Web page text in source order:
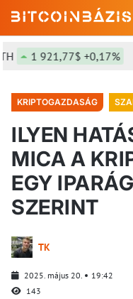
1 921,77$ +0,17%
KRIPTOGAZDASÁG
ILYEN
MICA A
EGY
SZERINT
TK
2025. május 20.
19:42
143